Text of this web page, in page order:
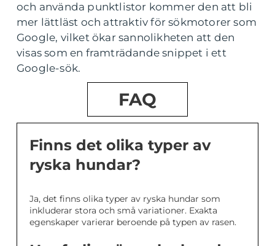
och använda punktlistor kommer den att bli
mer lättläst och attraktiv för sökmotorer som
Google, vilket ökar sannolikheten att den
visas som en framträdande snippet i ett
Google-sök.
FAQ
Finns det olika typer av
ryska hundar?
Ja, det finns olika typer av ryska hundar som
inkluderar stora och små variationer. Exakta
egenskaper varierar beroende på typen av rasen.